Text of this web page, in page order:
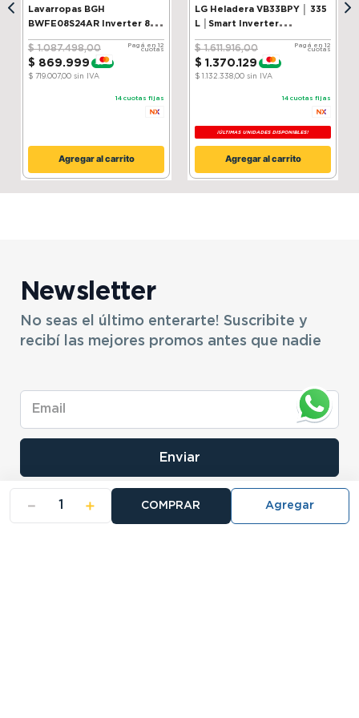
＋
－ COMPRAR
Lavarropas BGH
BWFE08S24AR Inverter 8 kg
Silver
$ 1.087.498,00
$ 869.999 - 20 %
$ 719.007,00sin IVA
Pagá en 12
cuotas
14 cuotas fijas
Agregar al carrito
LG Heladera VB33BPY │ 335
L │Smart Inverter
Compressor│ ThinQ
$ 1.611.916,00
$ 1 .370.129 15 %
$ 1.132.338,00sin IVA
Pagá en 12
cuotas
14 cuotas fijas
¡ÚLTIMAS UNIDADES DISPONIBLES!
Agregar al carrito
Newsletter
No seas el último enterarte! Suscribite y
recibí las mejores promos antes que nadie
Enviar